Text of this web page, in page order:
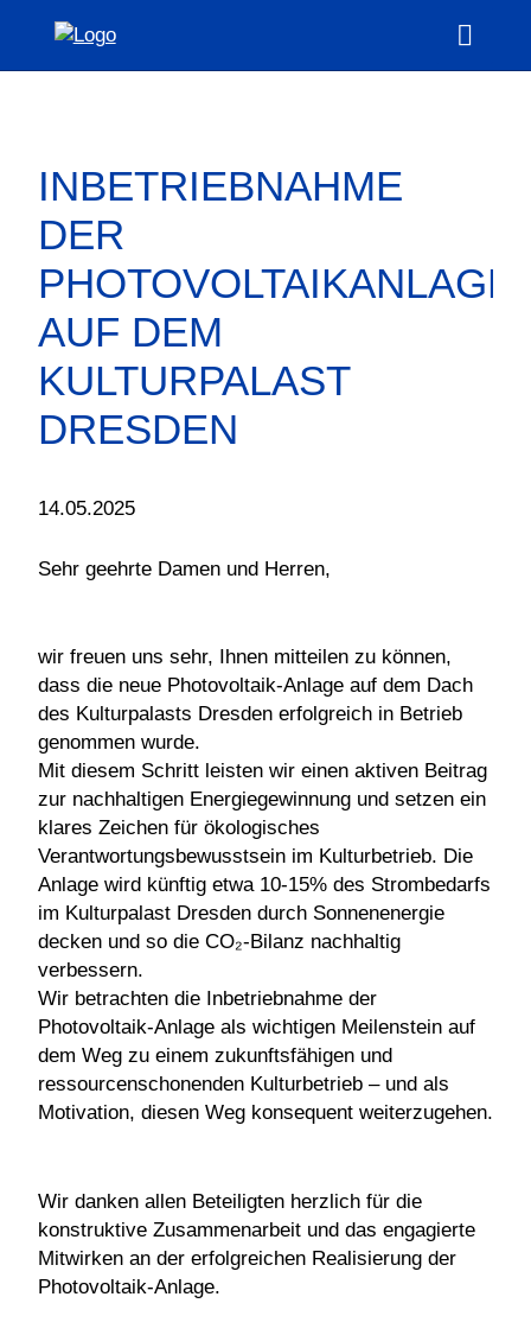
Zur
Hauptseite
INBETRIEBNAHME
DER
PHOTOVOLTAIKANLAGE
AUF DEM
KULTURPALAST
DRESDEN
14.05.2025
Sehr geehrte Damen und Herren,
wir freuen uns sehr, Ihnen mitteilen zu können,
dass die neue Photovoltaik-Anlage auf dem Dach
des Kulturpalasts Dresden erfolgreich in Betrieb
genommen wurde.
Mit diesem Schritt leisten wir einen aktiven Beitrag
zur nachhaltigen Energiegewinnung und setzen ein
klares Zeichen für ökologisches
Verantwortungsbewusstsein im Kulturbetrieb. Die
Anlage wird künftig etwa 10-15% des Strombedarfs
im Kulturpalast Dresden durch Sonnenenergie
decken und so die CO₂-Bilanz nachhaltig
verbessern.
Wir betrachten die Inbetriebnahme der
Photovoltaik-Anlage als wichtigen Meilenstein auf
dem Weg zu einem zukunftsfähigen und
ressourcenschonenden Kulturbetrieb – und als
Motivation, diesen Weg konsequent weiterzugehen.
Wir danken allen Beteiligten herzlich für die
konstruktive Zusammenarbeit und das engagierte
Mitwirken an der erfolgreichen Realisierung der
Photovoltaik-Anlage.